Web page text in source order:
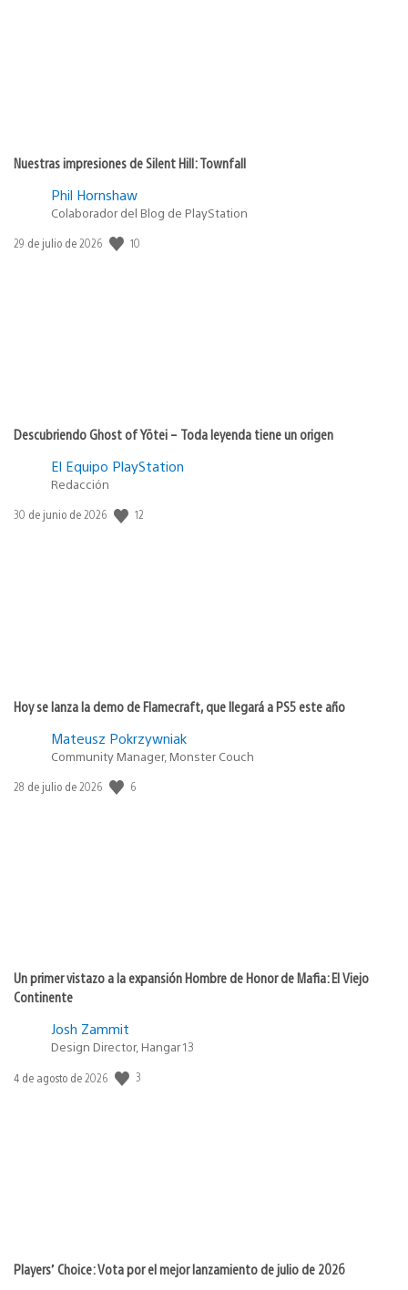
Nuestras impresiones de Silent Hill: Townfall
Phil Hornshaw
Colaborador del Blog de PlayStation
Fecha
29 de julio de 2026 10
Descubriendo Ghost of Yōtei – Toda leyenda tiene un origen
El Equipo PlayStation
Redacción
Fecha
30 de junio de 2026 12
Hoy se lanza la demo de Flamecraft, que llegará a PS5 este año
Mateusz Pokrzywniak
Community Manager, Monster Couch
Fecha
28 de julio de 2026 6
Un primer vistazo a la expansión Hombre de Honor de Mafia: El Viejo
Continente
Josh Zammit
Design Director, Hangar 13
Fecha
4 de agosto de 2026 3
Players’ Choice: Vota por el mejor lanzamiento de julio de 2026